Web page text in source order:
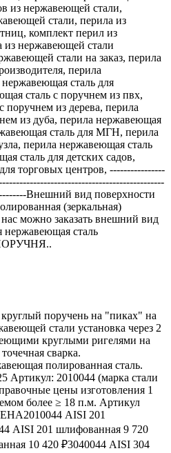
из нержавеющей стали,
стали, перила из
комплект перил из
из нержавеющей стали
стали на заказ, перила
перила
сталь для
сталь с поручнем из пвх,
поручнем из дерева, перила
из дуба, перила нержавеющая
сталь для МГН, перила
перила нержавеющая сталь
сталь для детских садов,
торговых центров, ----------------
Внешний вид поверхности
(зеркальная)
можно заказать внешний вид
нержавеющая сталь
поручень на "пиках" на
стали установка через 2
круглыми ригелями на
сварка.
полированная сталь.
2010044 (марка стали
цены изготовления 1
более ≥ 18 п.м. Артикул
AISI 201
AISI 201 шлифованная 9 720
10 420 ₽3040044 AISI 304